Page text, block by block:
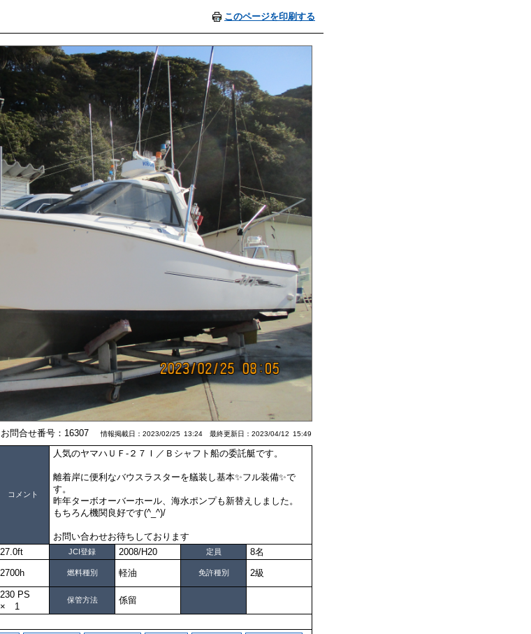
このページを印刷する
お問合せ番号：16307 情報掲載日：2023/02/25 13:24 最終更新日：2023/04/12 15:49
コメント
人気のヤマハＵＦ-２７Ｉ／Ｂシャフト船の委託艇です。
離着岸に便利なバウスラスターを艤装し基本✨フル装備✨で
す。
昨年ターボオーバーホール、海水ポンプも新替えしました。
もちろん機関良好です(^_^)/
お問い合わせお待ちしております
27.0ft JCI登録 2008/H20 定員 8名
2700h 燃料種別 軽油 免許種別 2級
230 PS
× 1
保管方法 係留